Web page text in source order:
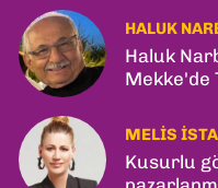
HALUK
Haluk
Mekke'de
MELIS
Kusurlu